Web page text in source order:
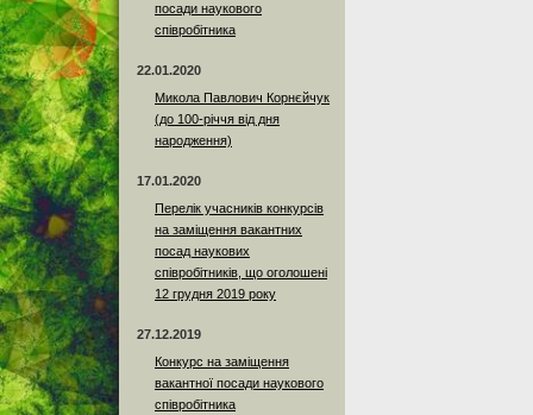
посади наукового
співробітника
22.01.2020
Микола Павлович Корнєйчук
(до 100-річчя від дня
народження)
17.01.2020
Перелік учасників конкурсів
на заміщення вакантних
посад наукових
співробітників, що оголошені
12 грудня 2019 року
27.12.2019
Конкурс на заміщення
вакантної посади наукового
співробітника